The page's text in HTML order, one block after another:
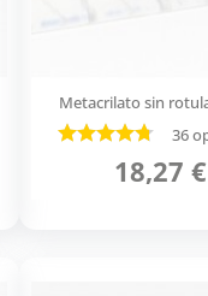
Metacrilato sin
36
18,27 €